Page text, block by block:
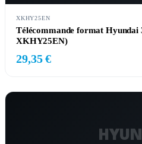
XKHY25EN
Télécommande format Hyundai
XKHY25EN)
29,35 €